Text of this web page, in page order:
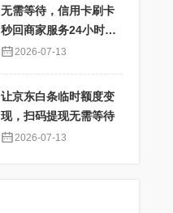
无需等待，信用卡刷卡
秒回商家服务24小时在
线 2026-07-13
让京东白条临时额度变
现，扫码提现无需等待
2026-07-13